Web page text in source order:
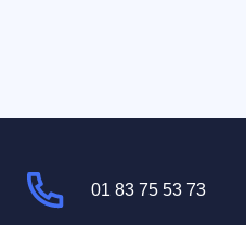
01 83 75 53 73